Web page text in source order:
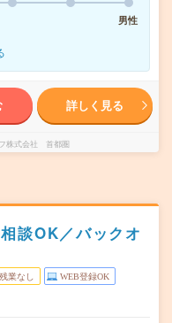
男性
詳しく見る
株式会社 首都圏
談OK／バックオ
残業なし WEB登録OK